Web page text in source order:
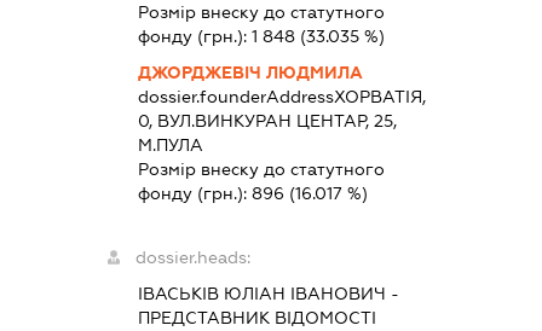
Розмір внеску до статутного
фонду (грн.):1 848 (33.035 %)
ДЖОРДЖЕВІЧ ЛЮДМИЛА
dossier.founderAddressХОРВАТІЯ,
0, ВУЛ.ВИНКУРАН ЦЕНТАР, 25,
М.ПУЛА
Розмір внеску до статутного
фонду (грн.):896 (16.017 %)
dossier.heads:
ІВАСЬКІВ ЮЛІАН ІВАНОВИЧ -
ПРЕДСТАВНИК ВІДОМОСТІ